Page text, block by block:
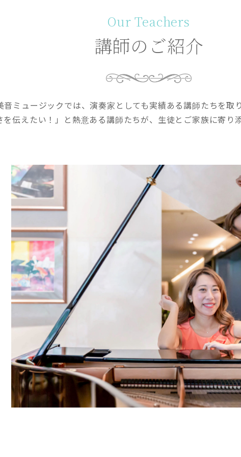
Our Teachers
講師のご紹介
音ミュージックでは、演奏家としても実績ある講師たちを取
を伝えたい！」と熱意ある講師たちが、生徒とご家族に寄り